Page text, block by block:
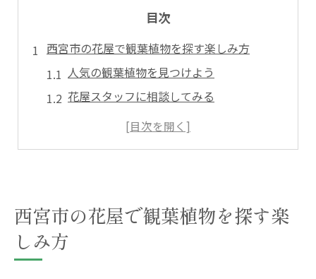
目次
西宮市の花屋で観葉植物を探す楽しみ方
人気の観葉植物を見つけよう
花屋スタッフに相談してみる
季節ごとのおすすめ観葉植物
緑豊かな西宮市の花屋が日常に与える癒し
観葉植物がもたらすリラックス効果
西宮市の花屋で観葉植物を探す楽
しみ方